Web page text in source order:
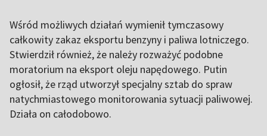
Wśród możliwych działań wymienił tymczasowy
całkowity zakaz eksportu benzyny i paliwa lotniczego.
Stwierdził również, że należy rozważyć podobne
moratorium na eksport oleju napędowego. Putin
ogłosił, że rząd utworzył specjalny sztab do spraw
natychmiastowego monitorowania sytuacji paliwowej.
Działa on całodobowo.